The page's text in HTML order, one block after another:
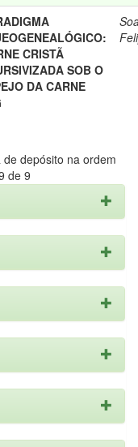
CRISTÃ
SOB O
DA CARNE
depósito na ordem
de 9